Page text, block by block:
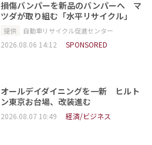
損傷バンパーを新品のバンパーへ マ
ツダが取り組む「水平リサイクル」
提供 自動車リサイクル促進センター
2026.08.06 14:12 SPONSORED
オールデイダイニングを一新 ヒルト
ン東京お台場、改装進む
2026.08.07 10:49 経済/ビジネス